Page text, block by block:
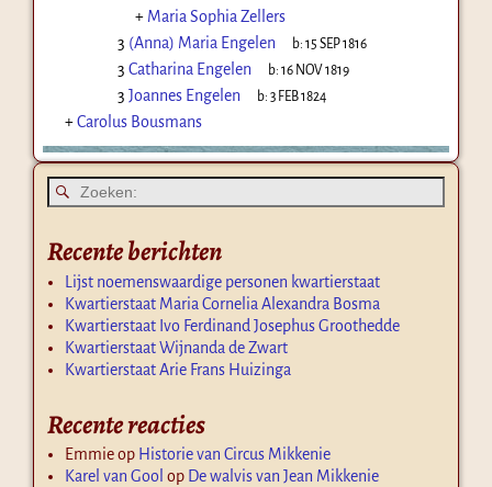
+ Maria Sophia Zellers
3 (Anna) Maria Engelen b:15 SEP 1816
3 Catharina Engelen b:16 NOV 1819
3 Joannes Engelen b:3 FEB 1824
+Carolus Bousmans
Recente berichten
Lijst noemenswaardige personen kwartierstaat
Kwartierstaat Maria Cornelia Alexandra Bosma
Kwartierstaat Ivo Ferdinand Josephus Groothedde
Kwartierstaat Wijnanda de Zwart
Kwartierstaat Arie Frans Huizinga
Recente reacties
Emmieop Historie van Circus Mikkenie
Karel van Gool op De walvis van Jean Mikkenie